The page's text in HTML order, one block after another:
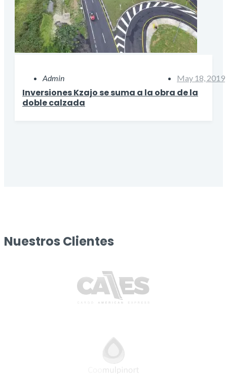
Admin May 18, 2019
Inversiones Kzajo se suma a la obra de la
doble calzada
Nuestros Clientes